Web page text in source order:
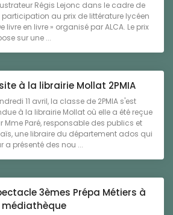
Régis Lejonc dans le cadre de
participation au prix de littérature lycéen
livre en livre » organisé par ALCA. Le prix
sur une ...
à la librairie Mollat 2PMIA
11 avril, la classe de 2PMIA s'est
à la librairie Mollat où elle a été reçue
Mme Paré, responsable des publics et
une libraire du département ados qui
a présenté des nou ...
3èmes Prépa Métiers à
médiathèque